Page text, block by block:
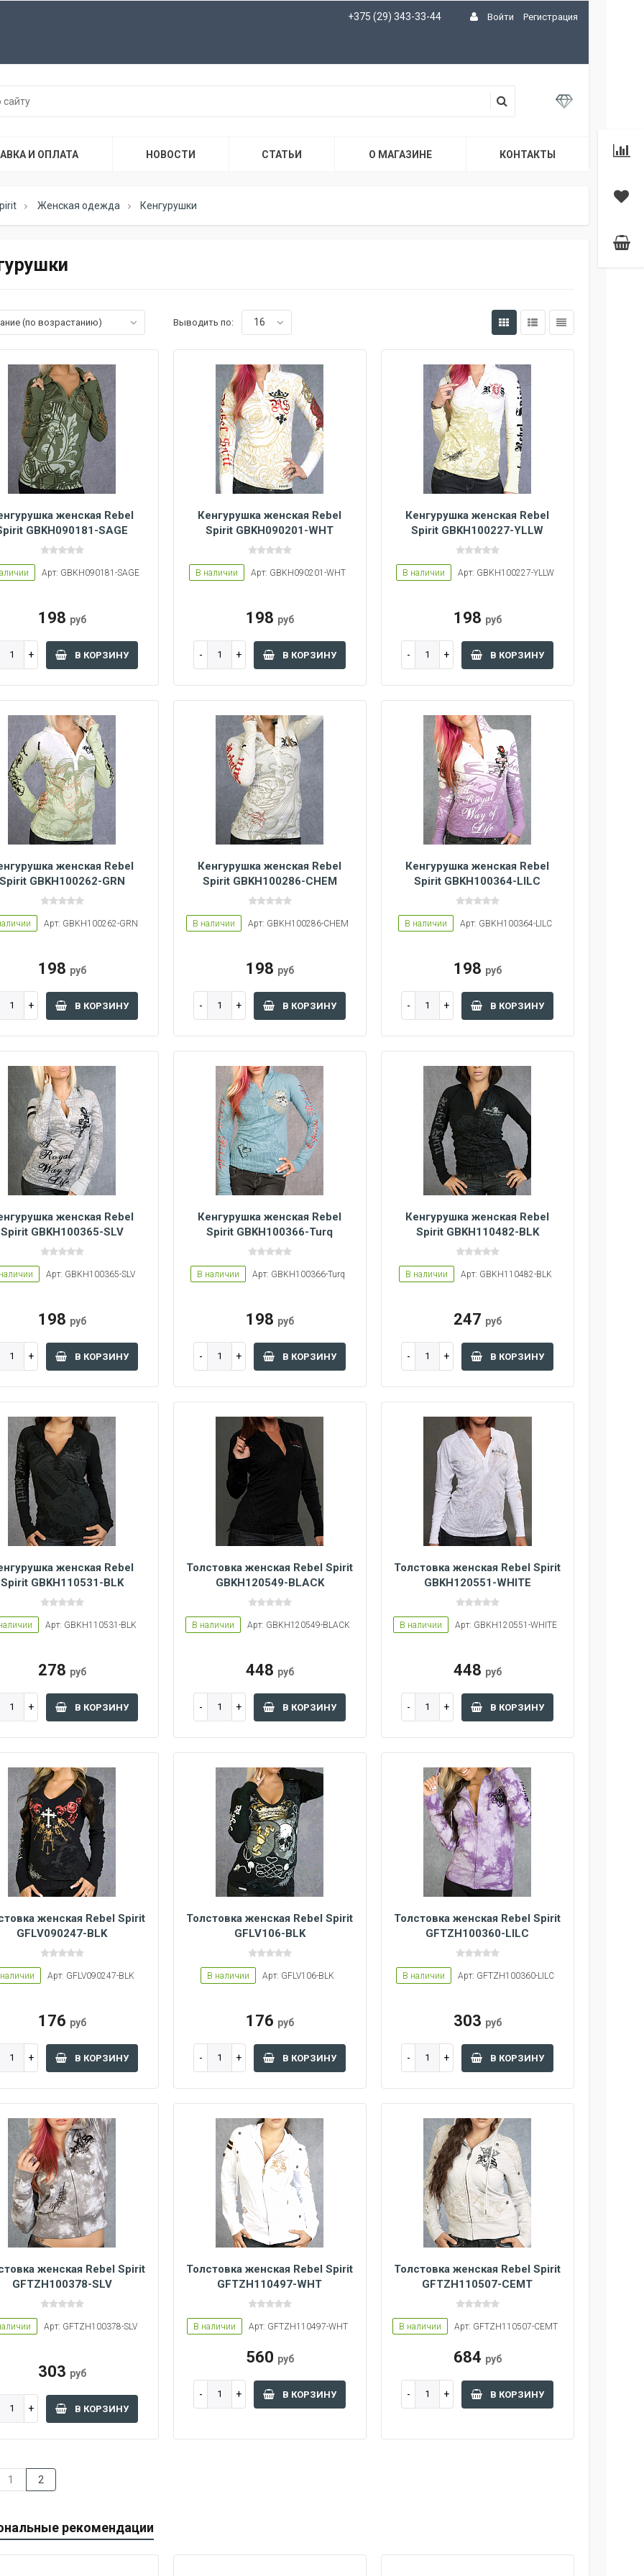
+375 (29) 343-33-44 Войти Регистрация
И ОПЛАТА НОВОСТИ СТАТЬИ О МАГАЗИНЕ КОНТАКТЫ
Женская одежда Кенгурушки
(по возрастанию) Выводить по: 16
женская Rebel
GBKH090181-SAGE
Арт: GBKH090181-SAGE
198 руб
В КОРЗИНУ
Кенгурушка женская Rebel
Spirit GBKH090201-WHT
В наличии Арт: GBKH090201-WHT
198 руб
В КОРЗИНУ
Women L
Кенгурушка женская Rebel
Spirit GBKH100227-YLLW
В наличии Арт: GBKH100227-YLLW
198 руб
В КОРЗИНУ
Women L Women M
женская Rebel
GBKH100262-GRN
Арт: GBKH100262-GRN
198 руб
В КОРЗИНУ
Кенгурушка женская Rebel
Spirit GBKH100286-CHEM
В наличии Арт: GBKH100286-CHEM
198 руб
В КОРЗИНУ
Women L Women M
Кенгурушка женская Rebel
Spirit GBKH100364-LILC
В наличии Арт: GBKH100364-LILC
198 руб
В КОРЗИНУ
Women L Women M
женская Rebel
Spirit GBKH100365-SLV
Арт: GBKH100365-SLV
198 руб
В КОРЗИНУ
Кенгурушка женская Rebel
Spirit GBKH100366-Turq
В наличии Арт: GBKH100366-Turq
198 руб
В КОРЗИНУ
Women L Women M
Кенгурушка женская Rebel
Spirit GBKH110482-BLK
В наличии Арт: GBKH110482-BLK
247 руб
В КОРЗИНУ
Women L Women M
женская Rebel
Spirit GBKH110531-BLK
Арт: GBKH110531-BLK
278 руб
В КОРЗИНУ
Толстовка женская Rebel Spirit
GBKH120549-BLACK
В наличии Арт: GBKH120549-BLACK
448 руб
В КОРЗИНУ
S M
Толстовка женская Rebel Spirit
GBKH120551-WHITE
В наличии Арт: GBKH120551-WHITE
448 руб
В КОРЗИНУ
S
женская Rebel Spirit
GFLV090247-BLK
Арт: GFLV090247-BLK
176 руб
В КОРЗИНУ
Толстовка женская Rebel Spirit
GFLV106-BLK
В наличии Арт: GFLV106-BLK
176 руб
В КОРЗИНУ
L Women M
Толстовка женская Rebel Spirit
GFTZH100360-LILC
В наличии Арт: GFTZH100360-LILC
303 руб
В КОРЗИНУ
Women L Women M
женская Rebel Spirit
GFTZH100378-SLV
Арт: GFTZH100378-SLV
303 руб
В КОРЗИНУ
Толстовка женская Rebel Spirit
GFTZH110497-WHT
В наличии Арт: GFTZH110497-WHT
560 руб
В КОРЗИНУ
Women L
Толстовка женская Rebel Spirit
GFTZH110507-CEMT
В наличии Арт: GFTZH110507-CEMT
684 руб
В КОРЗИНУ
Women M
1 2
рекомендации